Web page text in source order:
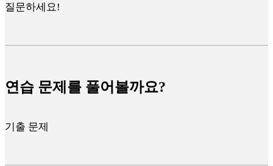
질문하세요!
연습 문제를 풀어볼까요?
기출 문제